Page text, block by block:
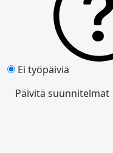
Ei työpäiviä
Päivitä suunnitelmat